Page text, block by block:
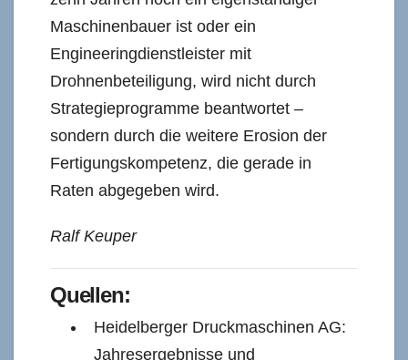
Maschinenbauer ist oder ein
Engineeringdienstleister mit
Drohnenbeteiligung, wird nicht durch
Strategieprogramme beantwortet –
sondern durch die weitere Erosion der
Fertigungskompetenz, die gerade in
Raten abgegeben wird.
Ralf Keuper
Quellen:
Heidelberger Druckmaschinen AG:
Jahresergebnisse und